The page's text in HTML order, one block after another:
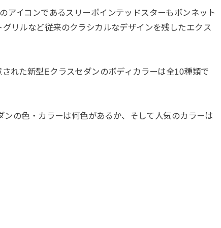
アイコンであるスリーポインテッドスターもボンネット
リルなど従来のクラシカルなデザインを残したエクス
れた新型Eクラスセダンのボディカラーは全10種類で
の色・カラーは何色があるか、そして人気のカラーは